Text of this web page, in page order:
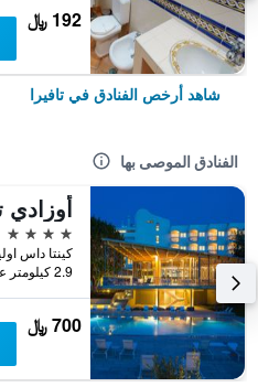
192 ﷼
شاهد أرخص الفنادق في تافيرا
الفنادق الموصى بها
4 نجوم
2.9 كيلومتر عن وسط المدينة
700 ﷼